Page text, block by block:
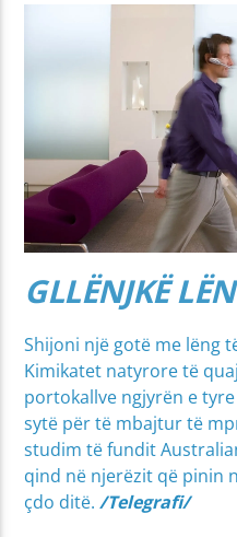
GLLËNJKË
Shijoni një gotë me lëng
Kimikatet natyrore të
portokallve ngjyrën e
sytë për të mbajtur të
studim të fundit
qind në njerëzit që pinin
çdo ditë./Telegrafi/